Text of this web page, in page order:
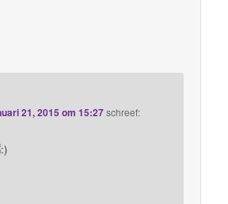
21, 2015 om 15:27schreef: